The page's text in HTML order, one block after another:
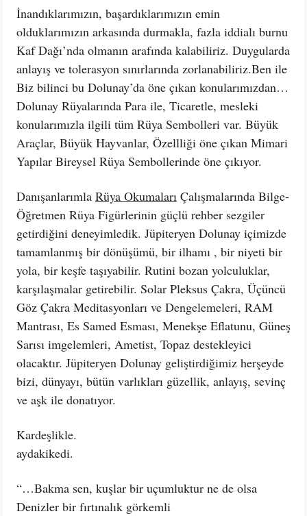
İnandıklarımızın, başardıklarımızın emin
olduklarımızın arkasında durmakla, fazla iddialı burnu
Kaf Dağı’nda olmanın arafında kalabiliriz. Duygularda
anlayış ve tolerasyon sınırlarında zorlanabiliriz.Ben ile
Biz bilinci bu Dolunay’da öne çıkan konularımızdan…
Dolunay Rüyalarında Para ile, Ticaretle, mesleki
konularımızla ilgili tüm Rüya Sembolleri var. Büyük
Araçlar, Büyük Hayvanlar, Özellliği öne çıkan Mimari
Yapılar Bireysel Rüya Sembollerinde öne çıkıyor.
Danışanlarımla Rüya Okumaları Çalışmalarında Bilge-
Öğretmen Rüya Figürlerinin güçlü rehber sezgiler
getirdiğini deneyimledik. Jüpiteryen Dolunay içimizde
tamamlanmış bir dönüşümü, bir ilhamı , bir niyeti bir
yola, bir keşfe taşıyabilir. Rutini bozan yolculuklar,
karşılaşmalar getirebilir. Solar Pleksus Çakra, Üçüncü
Göz Çakra Meditasyonları ve Dengelemeleri, RAM
Mantrası, Es Samed Esması, Menekşe Eflatunu, Güneş
Sarısı imgelemleri, Ametist, Topaz destekleyici
olacaktır. Jüpiteryen Dolunay geliştirdiğimiz herşeyde
bizi, dünyayı, bütün varlıkları güzellik, anlayış, sevinç
ve aşk ile donatıyor.
Kardeşlikle.
aydakikedi.
“…Bakma sen, kuşlar bir uçumluktur ne de olsa
Denizler bir fırtınalık görkemli